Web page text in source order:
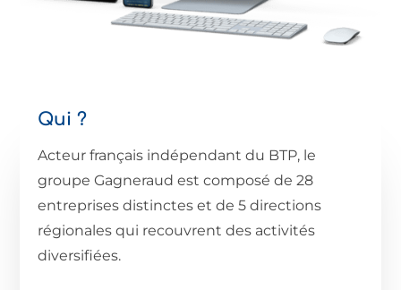
Qui ?
Acteur français indépendant du BTP, le
groupe Gagneraud est composé de 28
entreprises distinctes et de 5 directions
régionales qui recouvrent des activités
diversifiées.